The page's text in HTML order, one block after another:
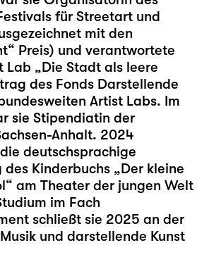
für Streetart und
mit den
Preis) und verantwortete
Lab „Die Stadt als leere
des Fonds Darstellende
Artist Labs. Im
sie Stipendiatin der
Anhalt. 2024
deutschsprachige
Kinderbuchs „Der kleine
am Theater der jungen Welt
im Fach
schließt sie 2025 an der
und darstellende Kunst